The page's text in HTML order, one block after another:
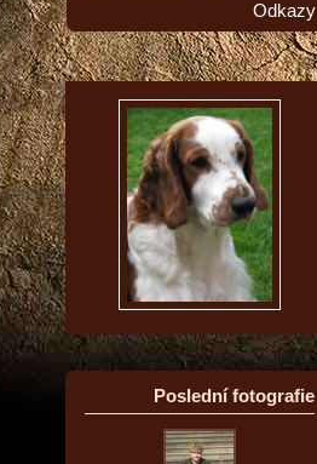
Odkazy
Poslední fotografie